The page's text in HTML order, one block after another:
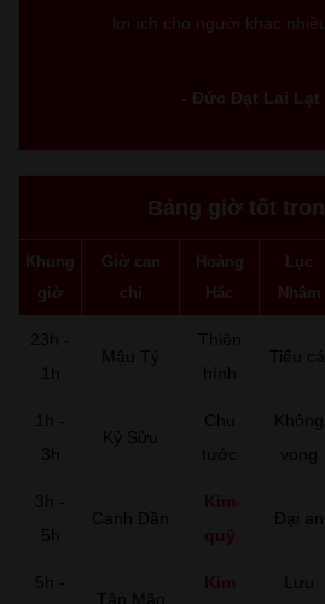
lợi ích cho người khác
- Đức Đạt Lai Lạt
Bảng giờ tốt
Khung
giờ
Giờ can
chi
Hoàng
Hắc
Lục
Nhâm
23h -
1h
Mậu Tý
Thiên
hình
Tiểu
1h -
3h
Kỷ Sửu
Chu
tước
Không
vong
3h -
5h
Canh Dần
Kim
quỹ
Đại an
5h -
Tân Mão
Kim
Lưu